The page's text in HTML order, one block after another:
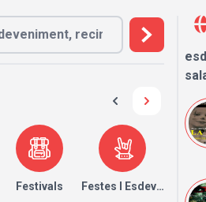
Festivals Festes I Esdeveniments